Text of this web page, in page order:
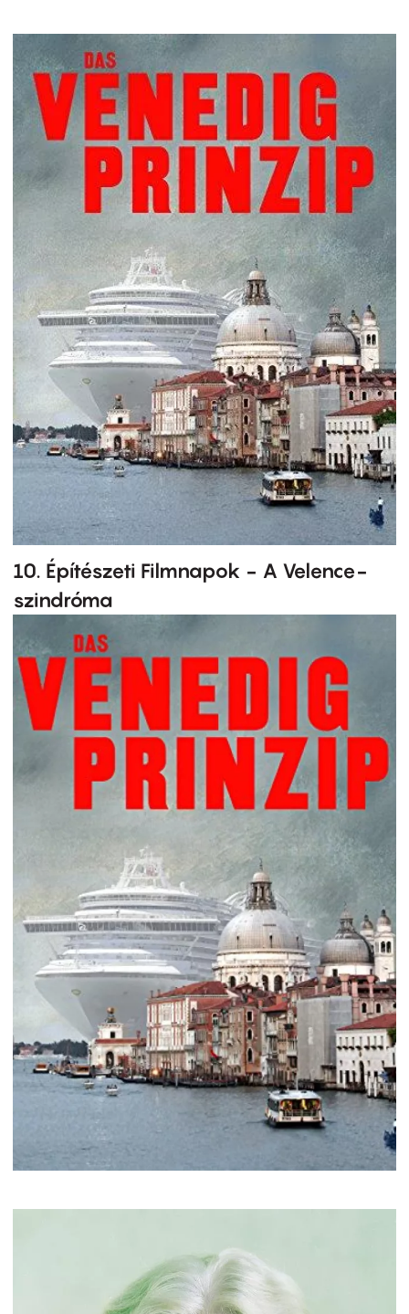
10. Építészeti Filmnapok - A Velence-
szindróma